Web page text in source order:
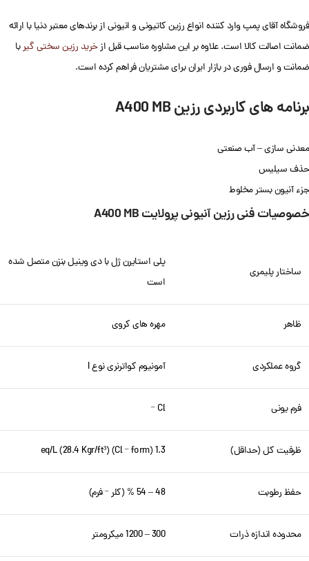
فروشگاه آقای پمپ وارد کننده انواع رزین کاتیونی و انیونی از برندهای معتبر دنیا با ارائه
ضمانت اصالت کالا است. علاوه بر این مشاوره مناسب قبل ازخرید رزین سختی گیربا
ضمانت و ارسال فوری در بازار ایران برای مشتریان فراهم کرده است.
برنامه های کاربردی رزینA400 MB
معدنی سازی – آب صنعتی
حذف سیلیس
جزء آنیون بستر مخلوط
خصوصیات فنی رزین آنیونی پرولایتA400 MB
ساختار پلیمری
پلی استایرن ژل با دی وینیل بنزن متصل شده
است
ظاهر مهره های کروی
گروه عملکردی آمونیوم کواترنری نوع I
فرم یونی Cl
–
ظرفیت کل (حداقل) 1.3 eq/L (28.4 Kgr/ft³) (Cl
–form)
حفظ رطوبت 48 – 54 % (کلر –فرم)
محدوده اندازه ذرات 300 – 1200 میکرومتر